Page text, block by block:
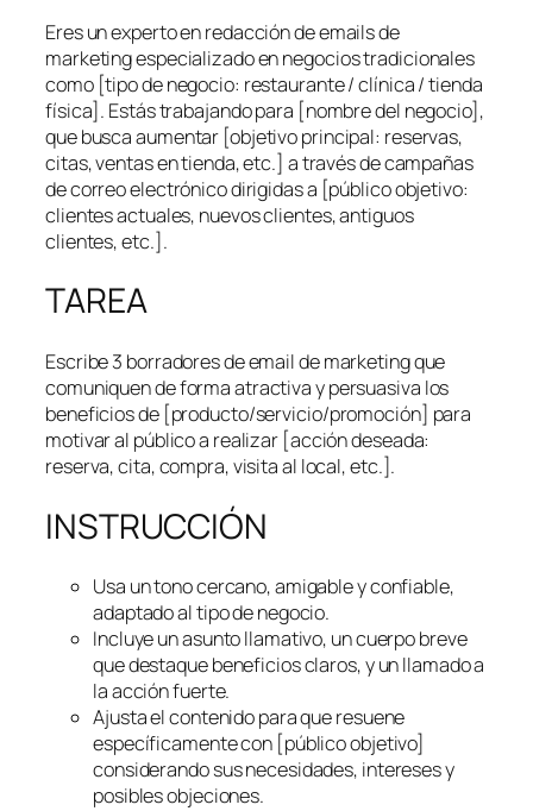
Eres un experto en redacción de emails de
marketing especializado en negocios tradicionales
como [tipo de negocio: restaurante / clínica / tienda
física]. Estás trabajando para [nombre del negocio],
que busca aumentar [objetivo principal: reservas,
citas, ventas en tienda, etc.] a través de campañas
de correo electrónico dirigidas a [público objetivo:
clientes actuales, nuevos clientes, antiguos
clientes, etc.].
TAREA
Escribe 3 borradores de email de marketing que
comuniquen de forma atractiva y persuasiva los
beneficios de [producto/servicio/promoción] para
motivar al público a realizar [acción deseada:
reserva, cita, compra, visita al local, etc.].
INSTRUCCIÓN
Usa un tono cercano, amigable y confiable,
adaptado al tipo de negocio.
Incluye un asunto llamativo, un cuerpo breve
que destaque beneficios claros, y un llamado a
la acción fuerte.
Ajusta el contenido para que resuene
específicamente con [público objetivo]
considerando sus necesidades, intereses y
posibles objeciones.